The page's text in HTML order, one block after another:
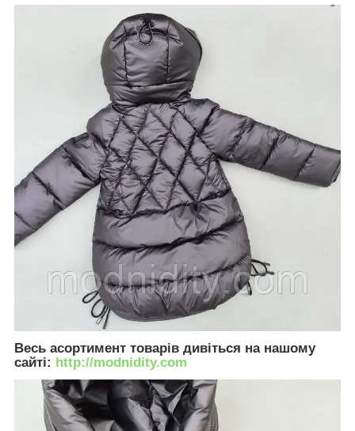
Весь асортимент товарів дивіться на нашому
сайті: http://modnidity.com